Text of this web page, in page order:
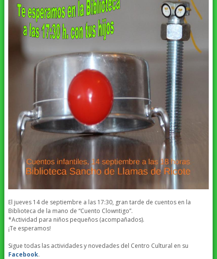
El jueves 14 de septiembre a las 17:30, gran tarde de cuentos en la
Biblioteca de la mano de “Cuento Clowntigo”.
*Actividad para niños pequeños (acompañados).
¡Te esperamos!
Sigue todas las actividades y novedades del Centro Cultural en su
Facebook.